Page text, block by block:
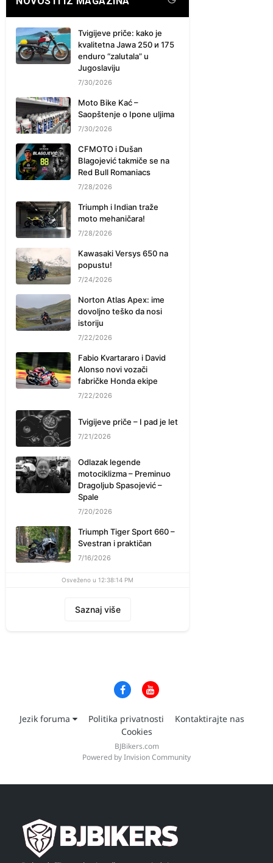
Tvigijeve priče: kako je
kvalitetna Jawa 250 и 175
enduro “zalutala” u
Jugoslaviju
7/30/2026
Moto Bike Kać –
Saopštenje o Ipone uljima
7/30/2026
CFMOTO i Dušan
Blagojević takmiče se na
Red Bull Romaniacs
7/28/2026
Triumph i Indian traže
moto mehaničara!
7/28/2026
Kawasaki Versys 650 na
popustu!
7/24/2026
Norton Atlas Apex: ime
dovoljno teško da nosi
istoriju
7/22/2026
Fabio Kvartararo i David
Alonso novi vozači
fabričke Honda ekipe
7/22/2026
Tvigijeve priče – I pad je let
7/21/2026
Odlazak legende
motociklizma – Preminuo
Dragoljub Spasojević –
Spale
7/20/2026
Triumph Tiger Sport 660 –
Svestran i praktičan
7/16/2026
Osveženo u 12:38:14 PM
Saznaj više
Jezik foruma Politika privatnosti
Kontaktirajte nas
Cookies
BJBikers.com
Powered by Invision Community